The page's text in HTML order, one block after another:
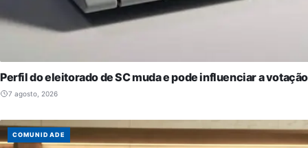
Perfil do eleitorado de SC muda e pode influenciar a
7 agosto, 2026
COMUNIDADE